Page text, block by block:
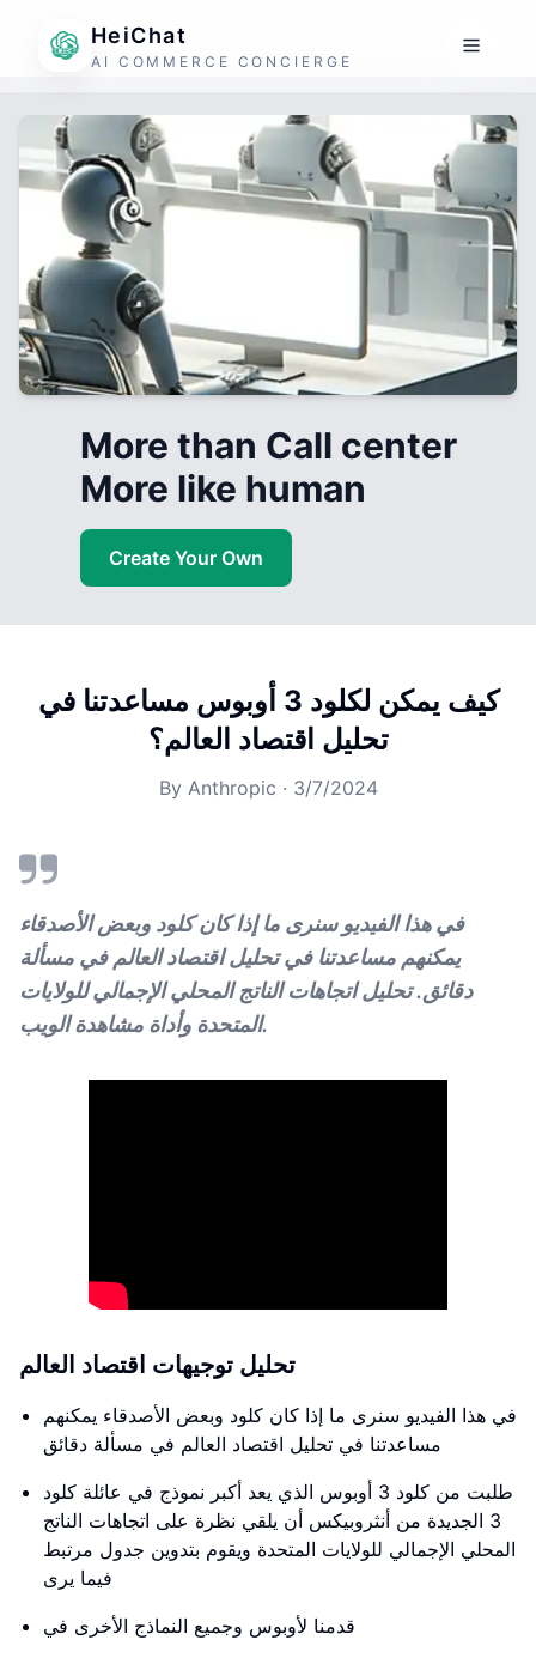
HeiChat
AI COMMERCE CONCIERGE
More than Call center
More like human
Create Your Own
كيف يمكن لكلود 3 أوبوس مساعدتنا في
تحليل اقتصاد العالم؟
By Anthropic · 3/7/2024
في هذا الفيديو سنرى ما إذا كان كلود وبعض الأصدقاء
يمكنهم مساعدتنا في تحليل اقتصاد العالم في مسألة
دقائق. تحليل اتجاهات الناتج المحلي الإجمالي للولايات
المتحدة وأداة مشاهدة الويب.
تحليل توجيهات اقتصاد العالم
في هذا الفيديو سنرى ما إذا كان كلود وبعض الأصدقاء يمكنهم
مساعدتنا في تحليل اقتصاد العالم في مسألة دقائق
طلبت من كلود 3 أوبوس الذي يعد أكبر نموذج في عائلة كلود
3 الجديدة من أنثروبيكس أن يلقي نظرة على اتجاهات الناتج
المحلي الإجمالي للولايات المتحدة ويقوم بتدوين جدول مرتبط
فيما يرى
قدمنا لأوبوس وجميع النماذج الأخرى في